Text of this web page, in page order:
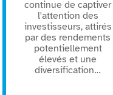
continue de captiver
l'attention des
investisseurs, attirés
par des rendements
potentiellement
élevés et une
diversification…